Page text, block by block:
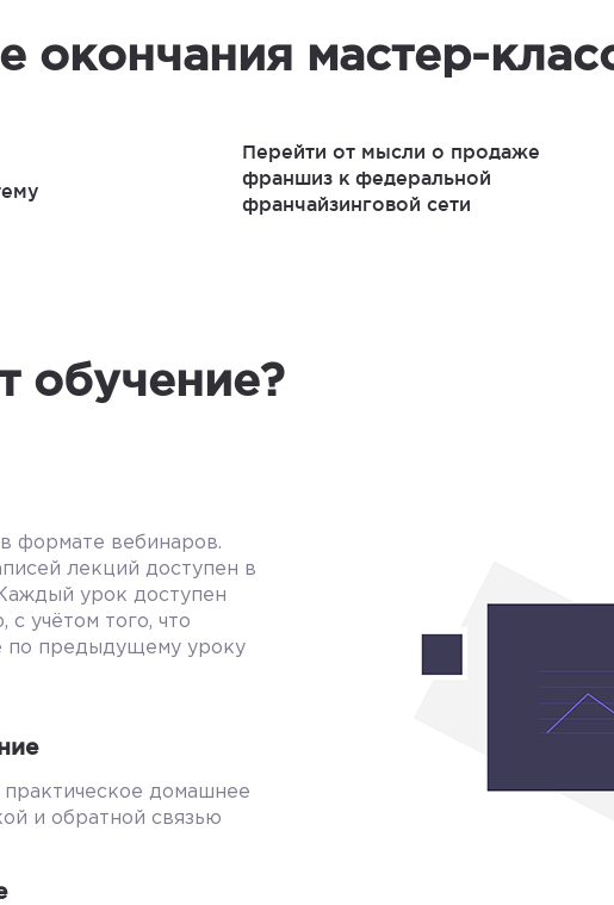
окончания мастер-
Перейти от мысли о продаже
франшиз к федеральной
франчайзинговой сети
обучение?
формате вебинаров.
лекций доступен в
урок доступен
учётом того, что
по предыдущему уроку
практическое домашнее
и обратной связью